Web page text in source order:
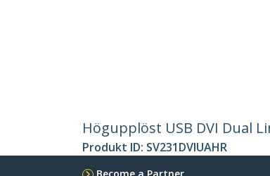
Högupplöst USB DVI Dual
Produkt ID: SV231DVIUAHR